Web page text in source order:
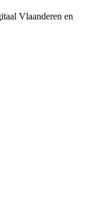
Vlaanderen en